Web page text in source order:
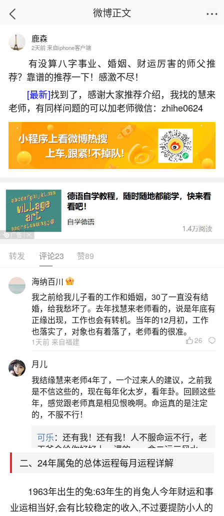
首页
属兔人本月运势如何财运如何？
2026-05-31 12:56:32 24 6 赞
生活中像属兔人本月运势如何财运如何？都是
很常见的问题，但是小问题不注意可能会引起大麻
烦，下面就这个问题给大家做一些解读：
一、75兔人2025年每月运程每月运势
75年出生的属兔人在2025年的每月运程及运势
如下：1.一月：本月运势平稳，工作上可能会遇到
一些小挑战，但凭借你的智慧和经验，能够顺利解
决。财运一般，不宜进行大额投资。2.二月：本月
人际关系较为和谐，适合拓展人脉。健康方面需注
意饮食卫生，避免肠胃问题。财运有所提升，可适
当进行理财规划。3.三月：本月事业运较佳，
二、24年属兔的总体运程每月运程详解
1963年出生的兔:63年生的肖兔人今年财运和事
业运相当好,会有比较稳定的收入,不过要提防小人的
微博正文
鹿森
2天前 来自iphone客户端
有没算八字事业、婚姻、财运厉害的师父推
荐？靠谱的推荐一下！感激不尽！
[最新]找到了，感谢大家推荐介绍，我找的慧来
老师，有同样问题的可以加老师微信：zhihe0624
转发 评论23 赞89
海纳百川
我之前给我儿子看的工作和婚姻，30了一直没有结
婚，给我愁坏了。去年找慧来老师看的，说是年底有
正缘出现，工作也会有转机。当年的12月初，工作
也落实了，对象也有着落了，老师看的很准。
1天前 来自福建 26
月儿
我结缘慧来老师4年了，一个过来人的建议，之前我
是不信这些的，现在每年化太岁，看年卦。回顾这些
年，感觉跟老师真是相见恨晚啊。命运真的是注定
的，不服不行！
可乐：还有我！还有我！人不服命运不行，老
天爷会给你好好上一课的。一命二运三风水，
哪样不服都不行！
卦，认识老师3年了，都是缘分啊！
17分钟前 来自湖北 19